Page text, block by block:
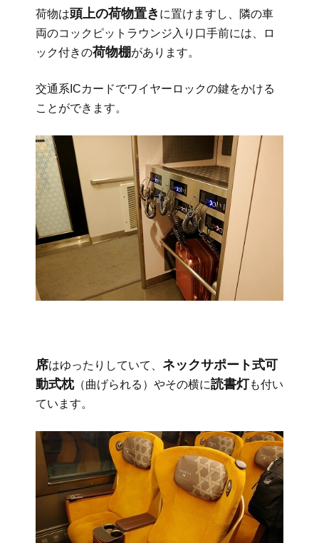
荷物は頭上の荷物置き に置けますし、隣の車
両のコックピットラウンジ入り口手前には、ロ
ック付きの荷物棚があります。
交通系ICカードでワイヤーロックの鍵をかける
ことができます。
席はゆったりしていて、 ネックサポート式可
動式枕（曲げられる）やその横に読書灯も付い
ています。